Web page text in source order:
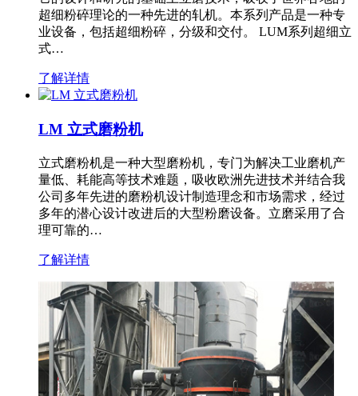
超细粉碎理论的一种先进的轧机。本系列产品是一种专
业设备，包括超细粉碎，分级和交付。 LUM系列超细立
式…
了解详情
LM 立式磨粉机
立式磨粉机是一种大型磨粉机，专门为解决工业磨机产
量低、耗能高等技术难题，吸收欧洲先进技术并结合我
公司多年先进的磨粉机设计制造理念和市场需求，经过
多年的潜心设计改进后的大型粉磨设备。立磨采用了合
理可靠的…
了解详情